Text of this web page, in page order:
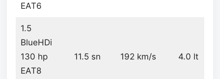
EAT6
1.5
BlueHDi
130 hp
EAT8
11.5 sn 192 km/s 4.0 lt